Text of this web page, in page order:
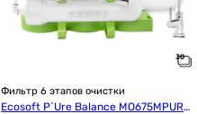
Фильтр 6 этапов очистки
Ecosoft P`Ure Balance MO675MPURE